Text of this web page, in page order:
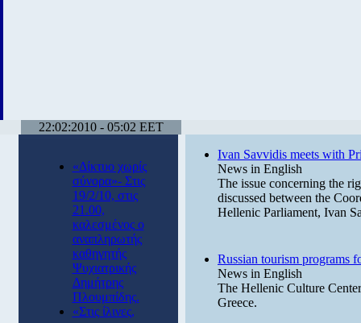
22:02:2010 - 05:02 EET
«Δίκτυο χωρίς
σύνορα»- Στις
19/2/10, στις
21.00,
καλεσμένος ο
αναπληρωτής
καθηγητής
Ψυχιατρικής
Δημήτρης
Πλουμπίδης.
«Στις ίλινες,
Ivan Savvidis meets with
News in English
The issue concerning the
discussed between the
Hellenic Parliament, Ivan
Russian tourism programs
News in English
The Hellenic Culture
Greece.